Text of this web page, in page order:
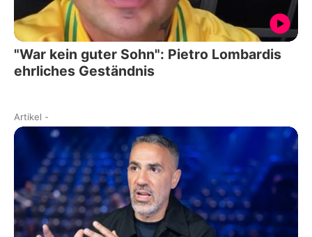
"War kein guter Sohn": Pietro Lombardis
ehrliches Geständnis
Artikel -